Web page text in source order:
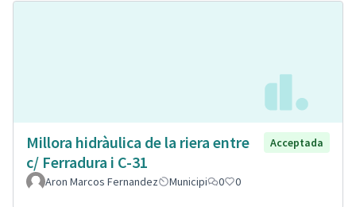
Millora hidràulica de la riera entre
c/ Ferradura i C-31
Acceptada
Aron Marcos Fernandez Municipi 0 0